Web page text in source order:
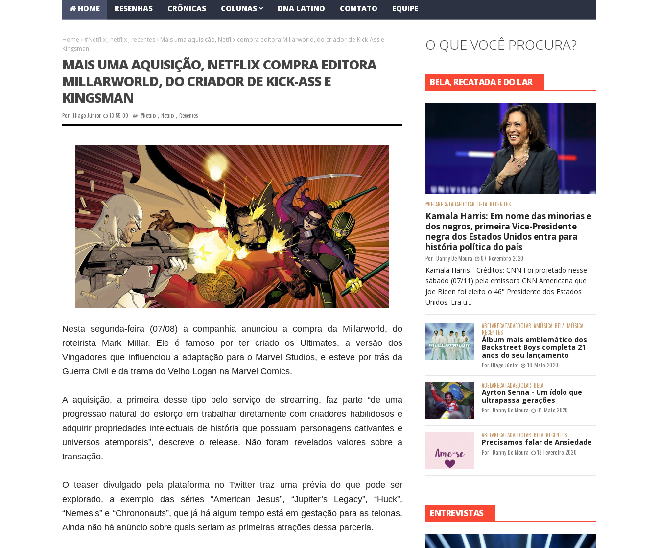
HOME RESENHAS CRÔNICAS COLUNAS DNA LATINO CONTATO EQUIPE
Home #Netflix , netflix , recentes
Mais uma aquisição, Netflix compra editora Millarworld, do criador de Kick-Ass e
Kingsman
MAIS UMA AQUISIÇÃO, NETFLIX COMPRA EDITORA
MILLARWORLD, DO CRIADOR DE KICK-ASS E
KINGSMAN
Por: Hiago Júnior 13:55:00 #Netflix ,Netflix Recentes
Nesta segunda-feira (07/08) a companhia anunciou a compra da Millarworld, do
roteirista Mark Millar. Ele é famoso por ter criado os Ultimates, a versão dos
Vingadores que influenciou a adaptação para o Marvel Studios, e esteve por trás da
Guerra Civil e da trama do Velho Logan na Marvel Comics.
A aquisição, a primeira desse tipo pelo serviço de streaming, faz parte “de uma
progressão natural do esforço em trabalhar diretamente com criadores habilidosos e
adquirir propriedades intelectuais de história que possuam personagens cativantes e
universos atemporais”, descreve o release. Não foram revelados valores sobre a
transação.
O teaser divulgado pela plataforma no Twitter traz uma prévia do que pode ser
explorado, a exemplo das séries “American Jesus”, “Jupiter’s Legacy”, “Huck”,
“Nemesis” e “Chrononauts”, que já há algum tempo está em gestação para as telonas.
Ainda não há anúncio sobre quais seriam as primeiras atrações dessa parceria.
O QUE VOCÊ PROCURA?
BELA, RECATADA E DO LAR
#BELARECATADAEDOLAR BELA RECENTES
Kamala Harris: Em nome das minorias e
dos negros, primeira Vice-Presidente
negra dos Estados Unidos entra para
história política do país
Por: Danny De Moura 07 Novembro 2020
Kamala Harris - Créditos: CNN Foi projetado nesse
sábado (07/11) pela emissora CNN Americana que
Joe Biden foi eleito o 46° Presidente dos Estados
Unidos. Era u...
#BELARECATADAEDOLAR #MÚSICA BELA MÚSICA
RECENTES
Álbum mais emblemático dos
Backstreet Boys completa 21
anos do seu lançamento
Por:Hiago Júnior 18 Maio 2020
#BELARECATADAEDOLAR BELA
Ayrton Senna - Um ídolo que
ultrapassa gerações
Por: Danny De Moura 01 Maio 2020
#BELARECATADAEDOLAR BELA RECENTES
Precisamos falar de Ansiedade
Por: Danny De Moura 13 Fevereiro 2020
ENTREVISTAS